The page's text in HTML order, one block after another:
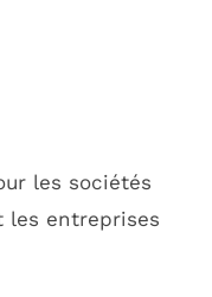
les sociétés
les entreprises